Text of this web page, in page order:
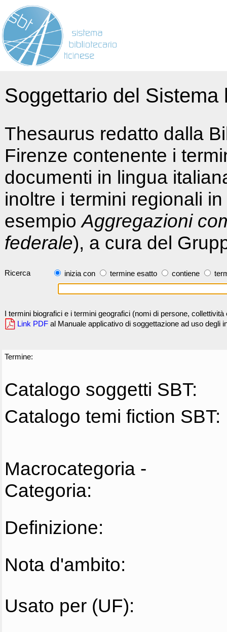
Soggettario del
Thesaurus redatto dalla
Firenze contenente i
documenti in lingua
inoltre i termini regionali
esempioAggregazioni
federale), a cura del
Ricerca inizia con termine esatto contiene
I termini biografici e i termini geografici (nomi di persone,
Link PDF al Manuale applicativo di soggettazione ad uso degli
Termine:
Catalogo soggetti SBT:
Catalogo temi fiction SBT:
Macrocategoria -
Categoria:
Definizione:
Nota d'ambito:
Usato per (UF):